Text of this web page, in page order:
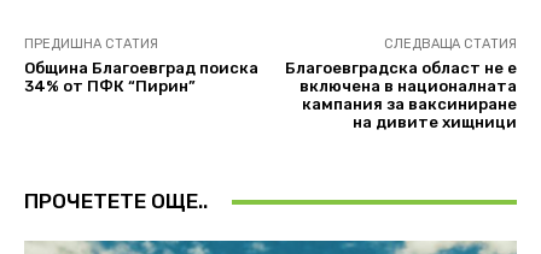
ПРЕДИШНА СТАТИЯ
Община Благоевград поиска
34% от ПФК “Пирин”
СЛЕДВАЩА СТАТИЯ
Благоевградска област не е
включена в националната
кампания за ваксиниране
на дивите хищници
ПРОЧЕТЕТЕ ОЩЕ..